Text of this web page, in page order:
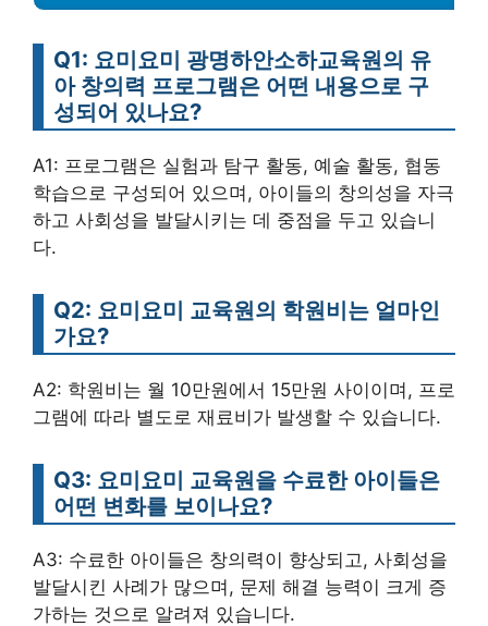
Q1: 요미요미 광명하안소하교육원의 유
아 창의력 프로그램은 어떤 내용으로 구
성되어 있나요?
A1: 프로그램은 실험과 탐구 활동, 예술 활동, 협동
학습으로 구성되어 있으며, 아이들의 창의성을 자극
하고 사회성을 발달시키는 데 중점을 두고 있습니
다.
Q2: 요미요미 교육원의 학원비는 얼마인
가요?
A2: 학원비는 월 10만원에서 15만원 사이이며, 프로
그램에 따라 별도로 재료비가 발생할 수 있습니다.
Q3: 요미요미 교육원을 수료한 아이들은
어떤 변화를 보이나요?
A3: 수료한 아이들은 창의력이 향상되고, 사회성을
발달시킨 사례가 많으며, 문제 해결 능력이 크게 증
가하는 것으로 알려져 있습니다.